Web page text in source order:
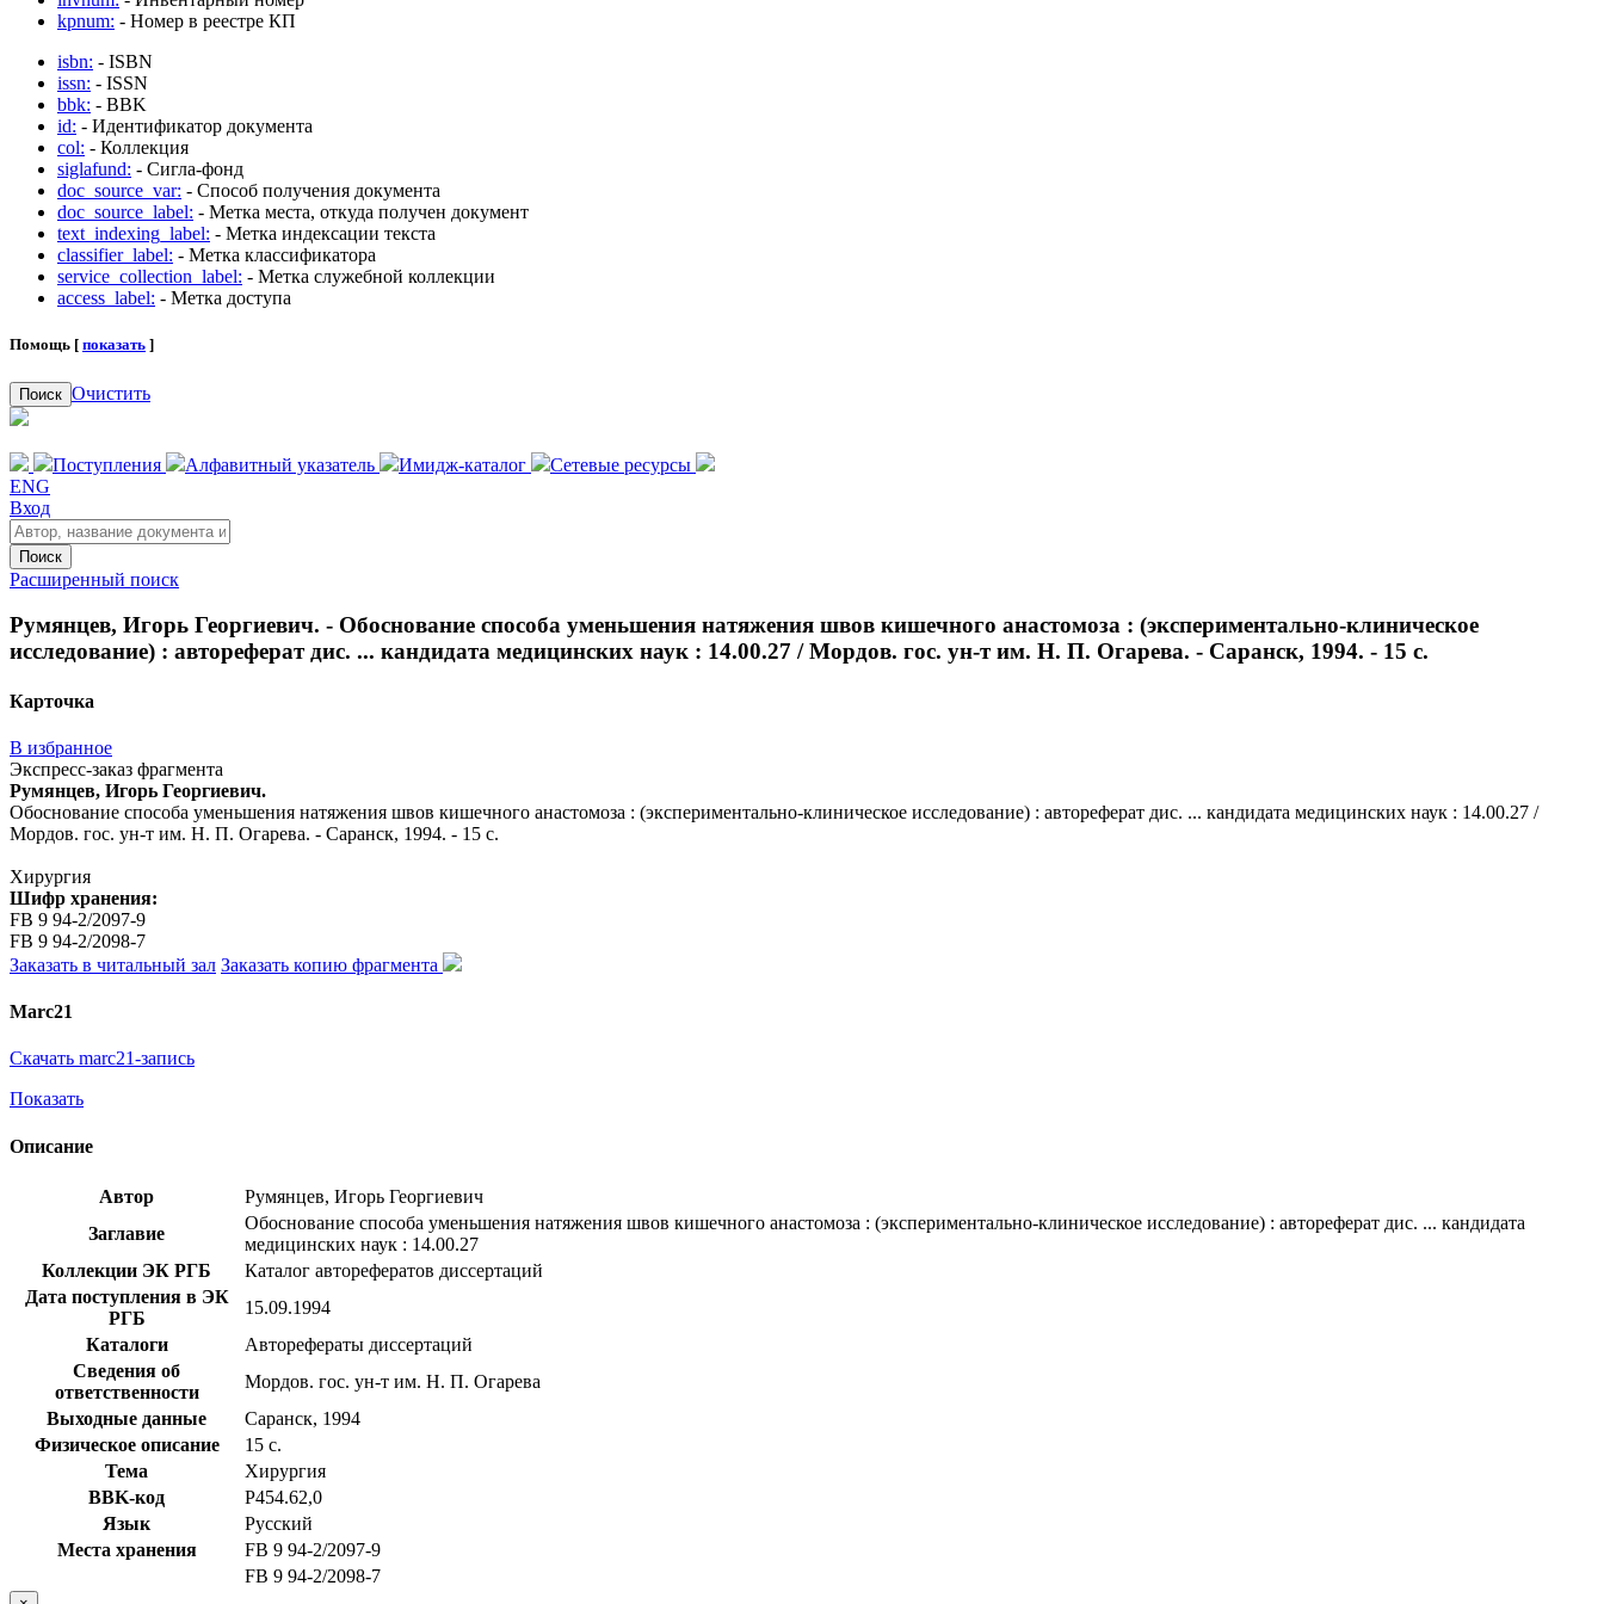
kpnum: - Номер в реестре КП
isbn: - ISBN
issn: - ISSN
bbk: - BBK
id: - Идентификатор документа
col: - Коллекция
siglafund: - Сигла-фонд
doc_source_var: - Способ получения документа
doc_source_label: - Метка места, откуда получен документ
text_indexing_label: - Метка индексации текста
classifier_label: - Метка классификатора
service_collection_label: - Метка служебной коллекции
access_label: - Метка доступа
Помощь [ показать ]
Поиск Очистить
Поступления Алфавитный указатель Имидж-каталог
Сетевые ресурсы
ENG
Вход
Поиск
Расширенный поиск
Румянцев, Игорь Георгиевич. - Обоснование способа уменьшения натяжения швов кишечного анастомоза : (экспериментально-клиническое
исследование) : автореферат дис. ... кандидата медицинских наук : 14.00.27 / Мордов. гос. ун-т им. Н. П. Огарева. - Саранск, 1994. - 15 с.
Карточка
В избранное
Экспресс-заказ фрагмента
Румянцев, Игорь Георгиевич.
Обоснование способа уменьшения натяжения швов кишечного анастомоза : (экспериментально-клиническое исследование) : автореферат дис. ... кандидата медицинских наук : 14.00.27 /
Мордов. гос. ун-т им. Н. П. Огарева. - Саранск, 1994. - 15 с.
Хирургия
Шифр хранения:
FB 9 94-2/2097-9
FB 9 94-2/2098-7
Заказать в читальный зал Заказать копию фрагмента
Marc21
Скачать marc21-запись
Показать
Описание
Автор
Румянцев, Игорь Георгиевич
Заглавие
Обоснование способа уменьшения натяжения швов кишечного анастомоза : (экспериментально-клиническое исследование) : автореферат дис. ... кандидата
медицинских наук : 14.00.27
Коллекции ЭК РГБ
Каталог авторефератов диссертаций
Дата поступления в ЭК
РГБ
15.09.1994
Каталоги
Авторефераты диссертаций
Сведения об
ответственности
Мордов. гос. ун-т им. Н. П. Огарева
Выходные данные
Саранск, 1994
Физическое описание
15 с.
Тема
Хирургия
BBK-код
Р454.62,0
Язык
Русский
Места хранения
FB 9 94-2/2097-9
FB 9 94-2/2098-7